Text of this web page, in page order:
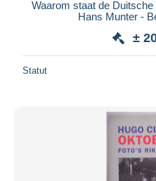
Waarom staat de
Hans Munter -
±
Statut